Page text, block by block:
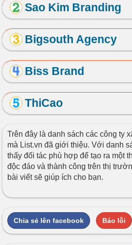
Sao Kim Branding
Bigsouth Agency
Biss Brand
ThiCao
Trên đây là danh sách các công ty
mà List.vn đã giới thiệu. Với danh
thấy đối tác phù hợp để tạo ra một
độc đáo và thành công trên thị
bài viết sẽ giúp ích cho bạn.
Chia sẻ lên facebook Báo lỗi